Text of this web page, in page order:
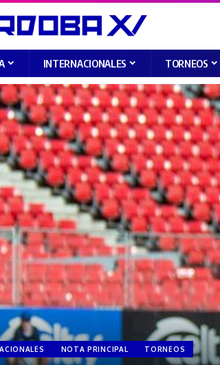
INTERNACIONALES TORNEOS
NOTA PRINCIPAL TORNEOS